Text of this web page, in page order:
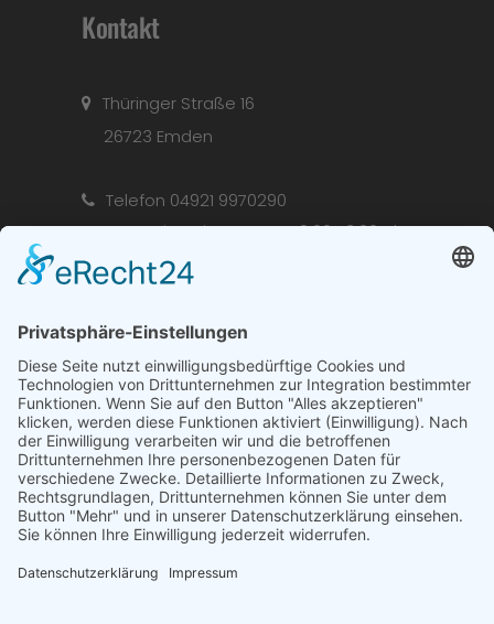
Kontakt
Thüringer Straße 16
26723 Emden
Telefon 04921 9970290
Mo. + Di. + Mi. + Fr. + Sa. 10:00-13:00 Uhr
Mo. + Di. + Mi. + Do. + Fr. 14:30-18:00 Uhr
info@das-
ofenstuebchen.de
Aktuelle Aktionen